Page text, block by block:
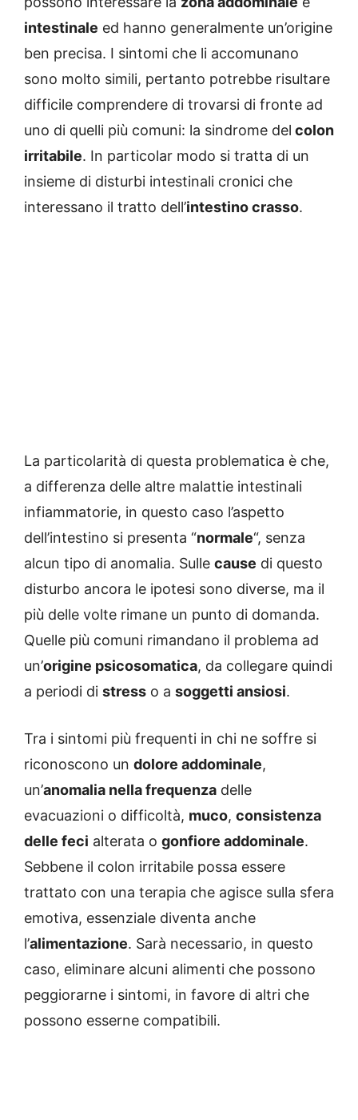
intestinale ed hanno generalmente un’origine
ben precisa. I sintomi che li accomunano
sono molto simili, pertanto potrebbe risultare
difficile comprendere di trovarsi di fronte ad
uno di quelli più comuni: la sindrome del colon
irritabile. In particolar modo si tratta di un
insieme di disturbi intestinali cronici che
interessano il tratto dell’intestino crasso.
La particolarità di questa problematica è che,
a differenza delle altre malattie intestinali
infiammatorie, in questo caso l’aspetto
dell’intestino si presenta “normale“, senza
alcun tipo di anomalia. Sulle cause di questo
disturbo ancora le ipotesi sono diverse, ma il
più delle volte rimane un punto di domanda.
Quelle più comuni rimandano il problema ad
un’origine psicosomatica, da collegare quindi
a periodi di stress o a soggetti ansiosi.
Tra i sintomi più frequenti in chi ne soffre si
riconoscono un dolore addominale,
un’anomalia nella frequenza delle
evacuazioni o difficoltà, muco, consistenza
delle feci alterata o gonfiore addominale.
Sebbene il colon irritabile possa essere
trattato con una terapia che agisce sulla sfera
emotiva, essenziale diventa anche
l’alimentazione. Sarà necessario, in questo
caso, eliminare alcuni alimenti che possono
peggiorarne i sintomi, in favore di altri che
possono esserne compatibili.